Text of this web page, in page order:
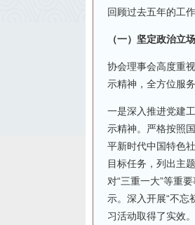
回顾过去五年的工
（一）坚定政治立
协会理事会高度重
示精神，全方位服
一是深入推进党建
示精神。严格按照
平新时代中国特色
目标任务，列出主
对“三重一大”等重
示。深入开展“不忘
习活动取得了实效